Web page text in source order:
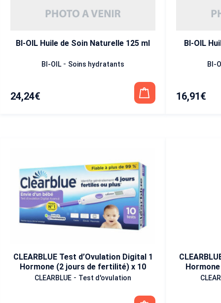
BI-OIL Huile de Soin Naturelle 125 ml
BI-OIL - Soins hydratants
24,24€
BI-OIL
BI-
16,91€
CLEARBLUE Test d’Ovulation Digital 1
Hormone (2 jours de fertilité) x 10
CLEARBLUE - Test d'ovulation